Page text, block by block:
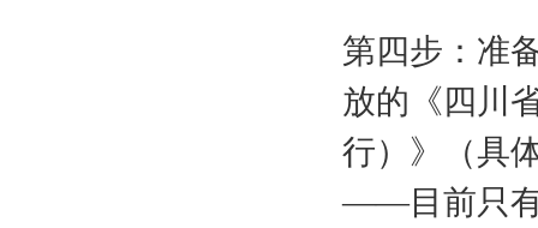
第四步：准
放的《四川
行）》（具
——目前只有